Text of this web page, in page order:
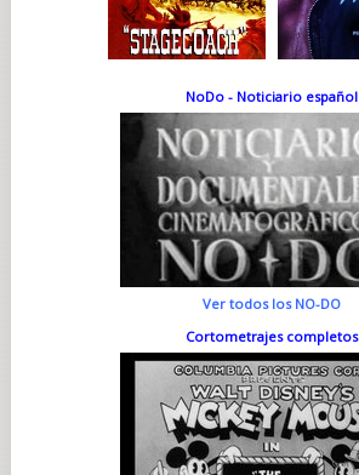
NoDo - Noticiario español
Ver todos los NO-DO
Cortometrajes completos